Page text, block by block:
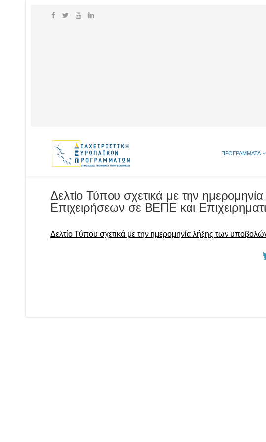
ΠΡΟΓΡΑΜΜΑΤΑ
Δελτίο Τύπου σχετικά με την
Επιχειρήσεων σε ΒΕΠΕ και
Δελτίο Τύπου σχετικά με την ημερομηνία λήξης των